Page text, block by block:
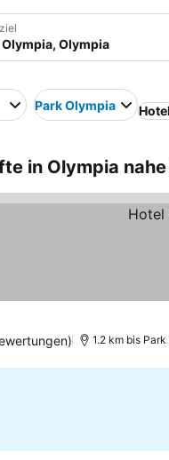
Park Olympia
in Olympia
1.2 km bis